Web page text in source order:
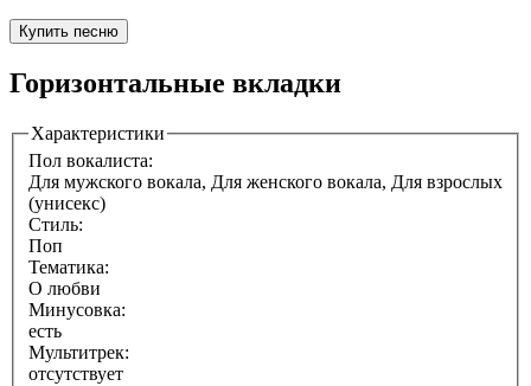
Горизонтальные вкладки
Характеристики
Пол вокалиста:
Для мужского вокала, Для женского вокала, Для взрослых
(унисекс)
Стиль:
Поп
Тематика:
О любви
Минусовка:
есть
Мультитрек:
отсутствует